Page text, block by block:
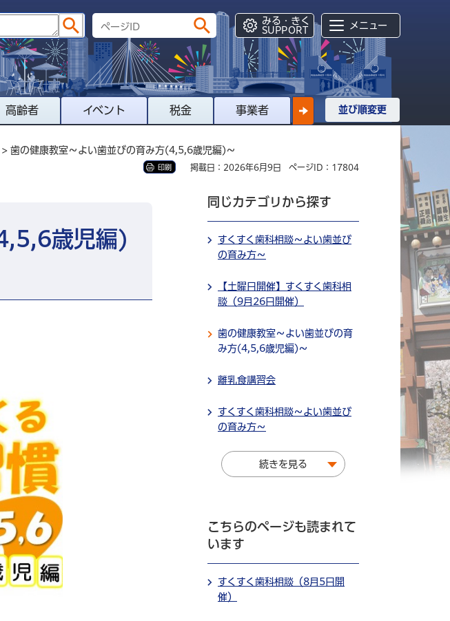
みる・きく
SUPPORT
メニュー
高齢者 イベント 税金 事業者 並び順変更
> 歯の健康教室～よい歯並びの育み方(4,5,6歳児編)～
印刷 掲載日：2026年6月9日 ページID：17804
歳児編)
同じカテゴリから探す
すくすく歯科相談～よい歯並び
の育み方～
【土曜日開催】すくすく歯科相
談（9月26日開催）
歯の健康教室～よい歯並びの育
み方(4,5,6歳児編)～
離乳食講習会
すくすく歯科相談～よい歯並び
の育み方～
続きを見る
こちらのページも読まれて
います
すくすく歯科相談（8月5日開
催）